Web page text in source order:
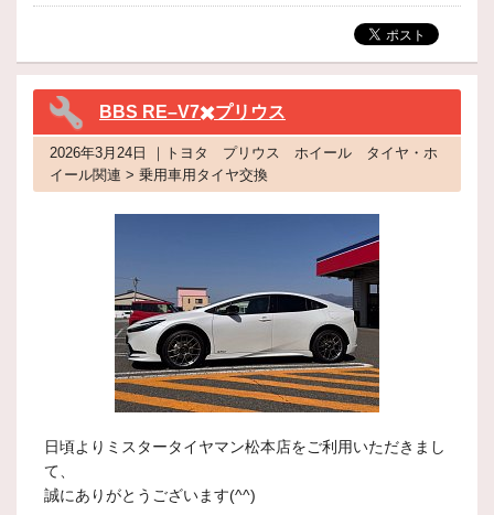
BBS RE–V7✖️プリウス
2026年3月24日 ｜トヨタ プリウス ホイール タイヤ・ホ
イール関連 > 乗用車用タイヤ交換
日頃よりミスタータイヤマン松本店をご利用いただきまし
て、
誠にありがとうございます(^^)